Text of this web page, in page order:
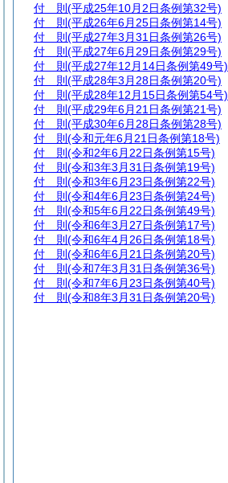
付 則 (平成25年10月2日条例第32号)
付 則 (平成26年6月25日条例第14号)
付 則 (平成27年3月31日条例第26号)
付 則 (平成27年6月29日条例第29号)
付 則 (平成27年12月14日条例第49号)
付 則 (平成28年3月28日条例第20号)
付 則 (平成28年12月15日条例第54号)
付 則 (平成29年6月21日条例第21号)
付 則 (平成30年6月28日条例第28号)
付 則 (令和元年6月21日条例第18号)
付 則 (令和2年6月22日条例第15号)
付 則 (令和3年3月31日条例第19号)
付 則 (令和3年6月23日条例第22号)
付 則 (令和4年6月23日条例第24号)
付 則 (令和5年6月22日条例第49号)
付 則 (令和6年3月27日条例第17号)
付 則 (令和6年4月26日条例第18号)
付 則 (令和6年6月21日条例第20号)
付 則 (令和7年3月31日条例第36号)
付 則 (令和7年6月23日条例第40号)
付 則 (令和8年3月31日条例第20号)